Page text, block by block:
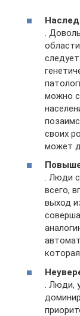
.
можно
своих
может
. Люди с
всего,
выход
. Люди,